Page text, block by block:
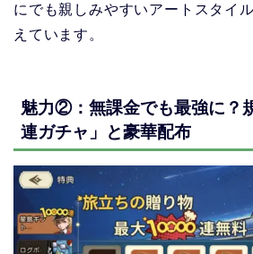
にでも親しみやすいアートスタイ
えています。
魅力②：無課金でも最強に？
連ガチャ」と豪華配布